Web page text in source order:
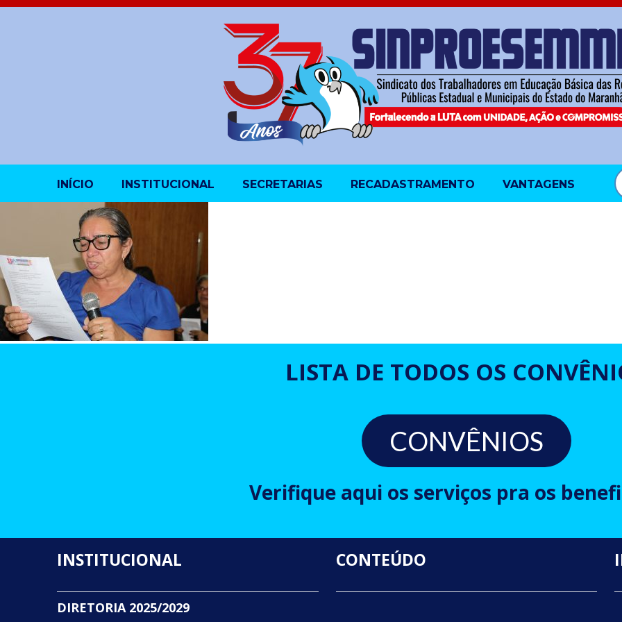
INÍCIO INSTITUCIONAL SECRETARIAS RECADASTRAMENTO VANTAGENS
LISTA DE TODOS OS
CONVÊNIOS
Verifique aqui os serviços pra os
INSTITUCIONAL
DIRETORIA 2025/2029
CONTEÚDO